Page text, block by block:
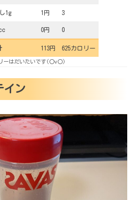
1g 1円 3
0円 0
113円 625カロリー
ーはだいたいです(〇v〇)
イン